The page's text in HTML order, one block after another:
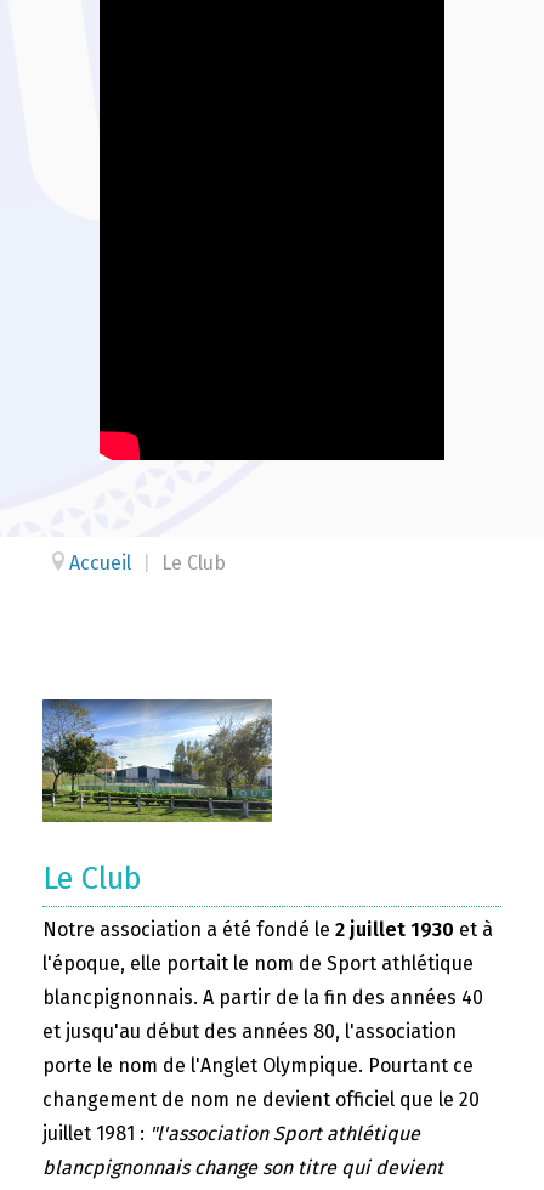
Accueil Le Club
Le Club
Notre association a été fondé le 2 juillet 1930 et à
l'époque, elle portait le nom de Sport athlétique
blancpignonnais. A partir de la fin des années 40
et jusqu'au début des années 80, l'association
porte le nom de l'Anglet Olympique. Pourtant ce
changement de nom ne devient officiel que le 20
juillet 1981 : "l'association Sport athlétique
blancpignonnais change son titre qui devient